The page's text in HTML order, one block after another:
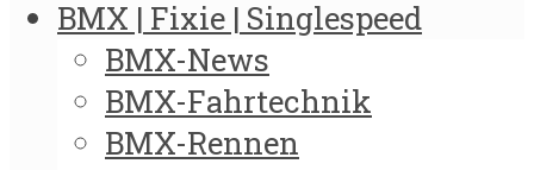
BMX | Fixie | Singlespeed
BMX-News
BMX-Fahrtechnik
BMX-Rennen